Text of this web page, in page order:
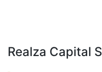
Realza Capital